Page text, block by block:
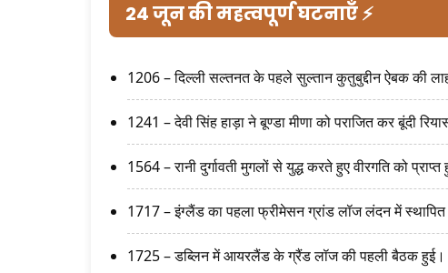
24 जून की महत्वपूर्ण घटनाएँ ⚡
1206 – दिल्ली सल्तनत के पहले सुल्तान कुतुबुद्दीन ऐबक की
1241 – देवी सिंह हाड़ा ने बूण्डा मीणा को पराजित कर बूंदी
1564 – रानी दुर्गावती मुगलों से युद्ध करते हुए वीरगति को प्राप्त
1717 – इंग्लैंड का पहला फ्रीमेसन ग्रांड लॉज लंदन में
1725 – डब्लिन में आयरलैंड के ग्रैंड लॉज की पहली बैठक हुई।